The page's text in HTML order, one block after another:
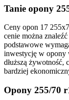
Tanie opony
Ceny opon 17
cenie można
podstawowe
inwestycję w opony
dłuższą żywotność,
bardziej
Opony 255/70